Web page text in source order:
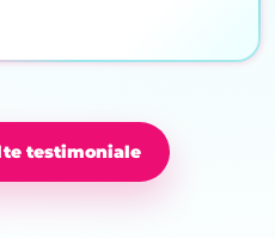
testimoniale